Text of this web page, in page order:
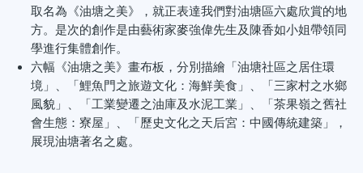
取名為《油塘之美》，就正表達我們對油塘區六處欣賞的地
方。是次的創作是由藝術家麥強偉先生及陳香如小姐帶領同
學進行集體創作。
六幅《油塘之美》畫布板，分別描繪「油塘社區之居住環
境」、「鯉魚門之旅遊文化：海鮮美食」、「三家村之水鄉
風貌」、「工業變遷之油庫及水泥工業」、「茶果嶺之舊社
會生態：寮屋」、「歷史文化之天后宮：中國傳統建築」，
展現油塘著名之處。